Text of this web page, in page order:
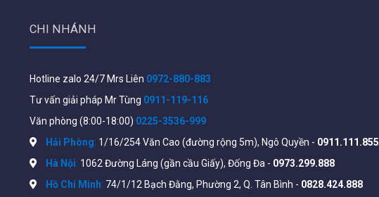
Thông số kĩ thuật của Polycom Group 500
Thiết bị bao
– Polycom EagleEye IV Camera
– Codec
– Remote Control
– Power Supply
– Cables
CHI NHÁNH
Hotline zalo 24/7 Mrs Liên 0972-880-883
Tư vấn giải pháp Mr Tùng 0911-119-116
Văn phòng (8:00-18:00) 0225-3536-999
Hải Phòng: 1/16/254 Văn Cao (đường rộng 5m), Ngô Quyền - 0911.111.855
Hà Nội: 1062 Đường Láng (gần cầu Giấy), Đống Đa - 0973.299.888
Hồ Chí Minh: 74/1/12 Bạch Đằng, Phường 2, Q. Tân Bình - 0828.424.888